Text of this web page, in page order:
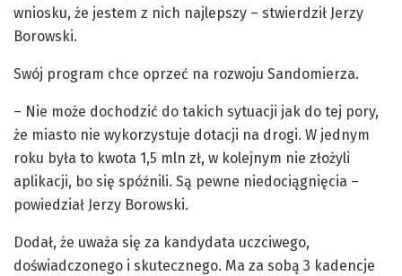
wniosku, że jestem z nich najlepszy – stwierdził Jerzy
Borowski.
Swój program chce oprzeć na rozwoju Sandomierza.
– Nie może dochodzić do takich sytuacji jak do tej pory,
że miasto nie wykorzystuje dotacji na drogi. W jednym
roku była to kwota 1,5 mln zł, w kolejnym nie złożyli
aplikacji, bo się spóźnili. Są pewne niedociągnięcia –
powiedział Jerzy Borowski.
Dodał, że uważa się za kandydata uczciwego,
doświadczonego i skutecznego. Ma za sobą 3 kadencje